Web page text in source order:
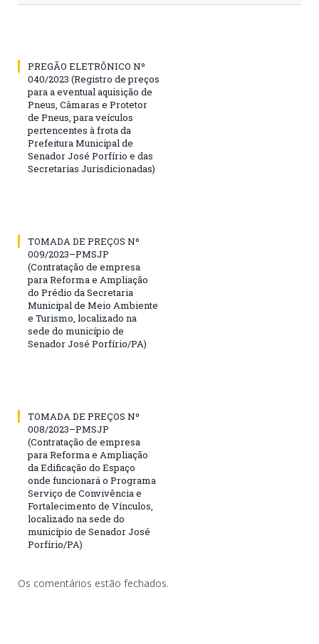
PREGÃO ELETRÔNICO Nº
040/2023 (Registro de preços
para a eventual aquisição de
Pneus, Câmaras e Protetor
de Pneus, para veículos
pertencentes à frota da
Prefeitura Municipal de
Senador José Porfírio e das
Secretarias Jurisdicionadas)
TOMADA DE PREÇOS Nº
009/2023–PMSJP
(Contratação de empresa
para Reforma e Ampliação
do Prédio da Secretaria
Municipal de Meio Ambiente
e Turismo, localizado na
sede do município de
Senador José Porfírio/PA)
TOMADA DE PREÇOS Nº
008/2023–PMSJP
(Contratação de empresa
para Reforma e Ampliação
da Edificação do Espaço
onde funcionará o Programa
Serviço de Convivência e
Fortalecimento de Vínculos,
localizado na sede do
município de Senador José
Porfírio/PA)
Os comentários estão fechados.